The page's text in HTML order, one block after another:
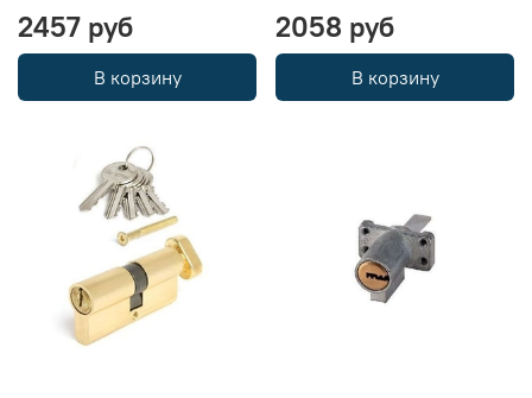
2457 руб
В корзину
2058 руб
В корзину